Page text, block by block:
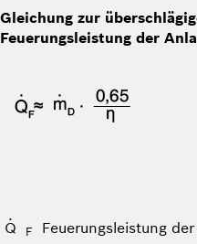
Gleichung zur
Feuerungs­leistung der
Q
·
F Feuerungs­leistung